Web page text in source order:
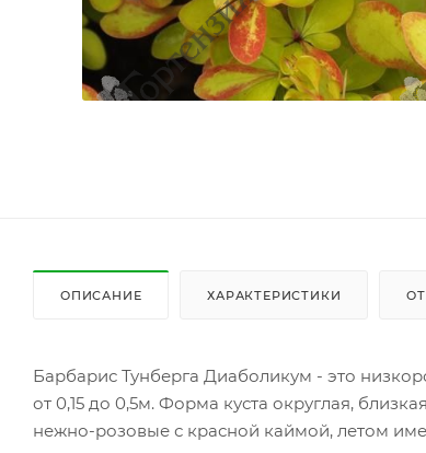
ОПИСАНИЕ ХАРАКТЕРИСТИКИ
Барбарис Тунберга Диаболикум - это
от 0,15 до 0,5м. Форма куста округлая,
нежно-розовые с красной каймой, летом